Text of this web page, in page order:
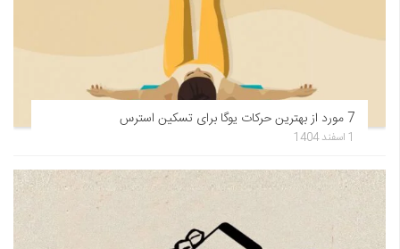
7 مورد از بهترین حرکات یوگا برای تسکین استرس
1 اسفند 1404